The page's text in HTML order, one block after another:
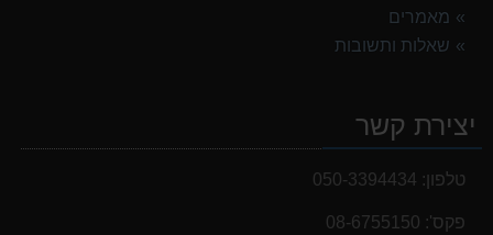
מאמרים
שאלות ותשובות
יצירת קשר
טלפון: 050-3394434
פקס': 08-6755150